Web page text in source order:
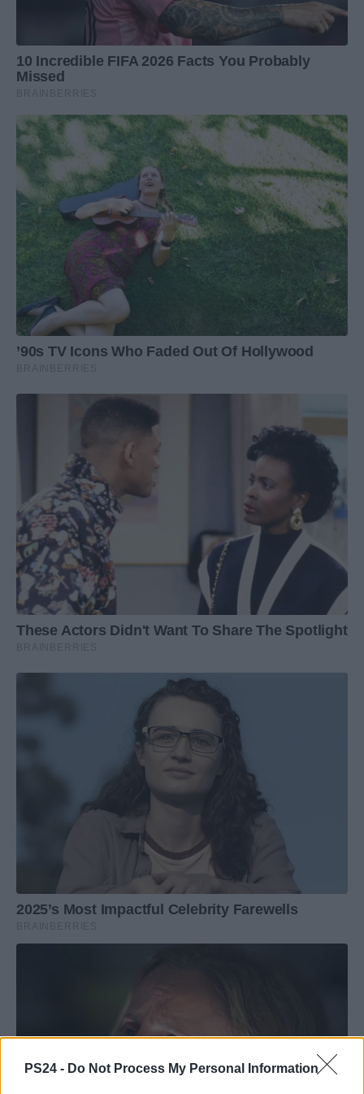
PS24 - Do Not Process My Personal Information